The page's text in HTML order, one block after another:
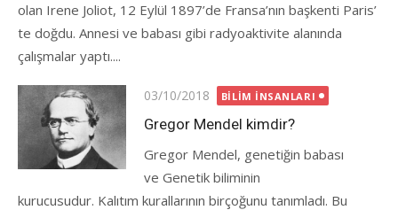
olan Irene Joliot, 12 Eylül 1897’de Fransa’nın başkenti Paris’
te doğdu. Annesi ve babası gibi radyoaktivite alanında
çalışmalar yaptı....
Posted
on
03/10/2018 BILIM İNSANLARI
Gregor Mendel kimdir?
Gregor Mendel, genetiğin babası
ve Genetik biliminin
kurucusudur. Kalıtım kurallarının birçoğunu tanımladı. Bu